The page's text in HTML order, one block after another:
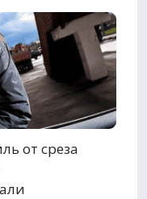
от среза